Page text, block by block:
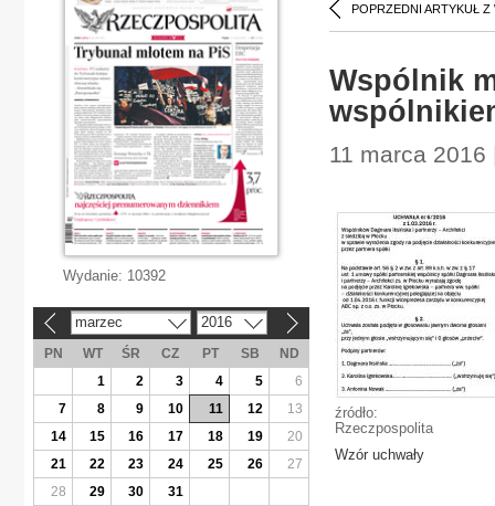
POPRZEDNI ARTYKUŁ Z
Wspólnik
11 marca
źródło:
Rzeczpospolita
Wzór uchwały
Wydanie: 10392
marzec 2016
PN WT ŚR CZ PT SB
ND
1
2 3 4 5
6
7
8 9 10 11 12
13
14
15 16 17 18 19
20
21
22 23 24 25 26
27
28
29 30 31